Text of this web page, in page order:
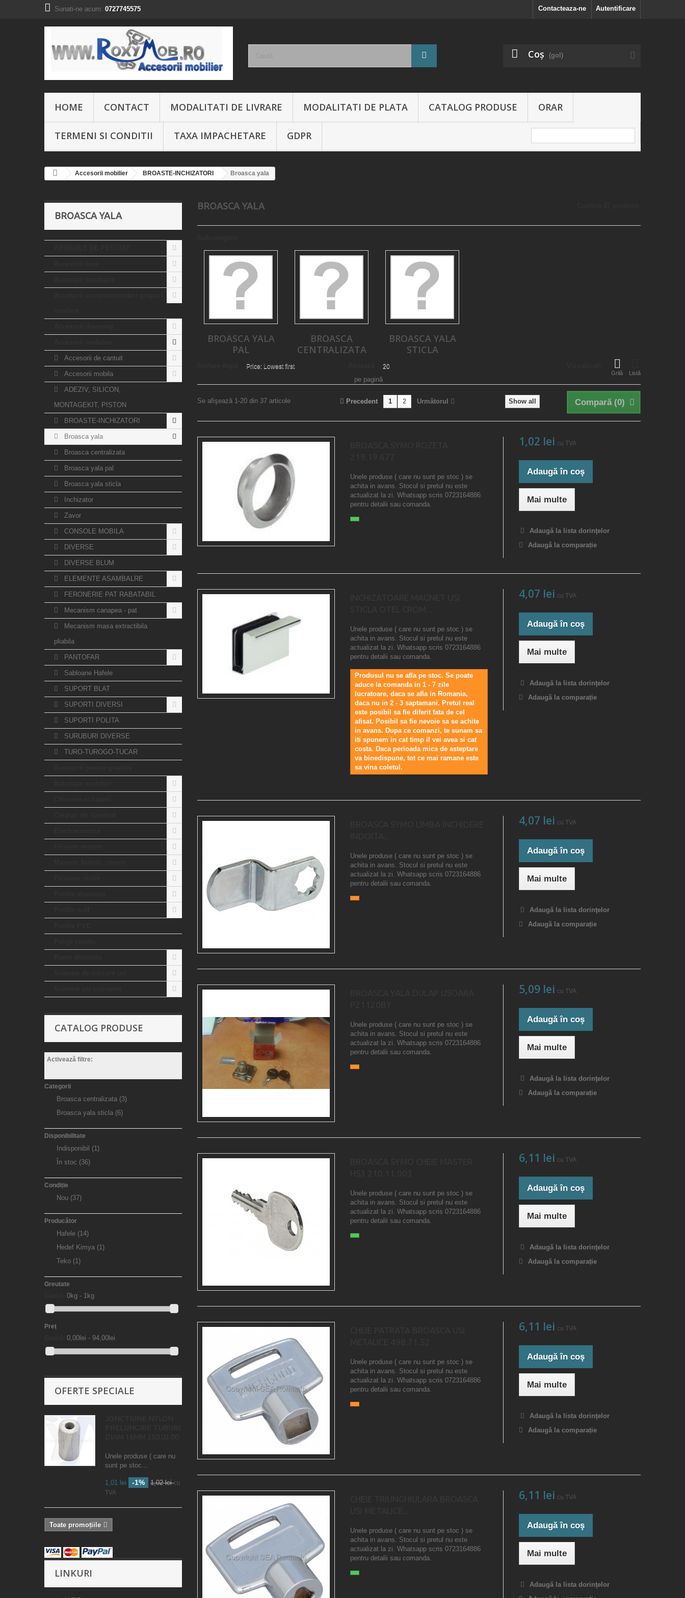
Autentificare
Contacteaza-ne
Sunati-ne acum: 0727745575
Coş (gol)
HOME CONTACT MODALITATI DE LIVRARE MODALITATI DE PLATA CATALOG PRODUSE ORAR
TERMENI SI CONDITII TAXA IMPACHETARE GDPR
Accesorii mobilier BROASTE-INCHIZATORI Broasca yala
BROASCA YALA
Accesorii de cantuit
Accesorii mobila
ADEZIV, SILICON,
MONTAGEKIT, PISTON
BROASTE-INCHIZATORI
Broasca yala
Broasca centralizata
Broasca yala pal
Broasca yala sticla
Inchizator
Zavor
CONSOLE MOBILA
DIVERSE
DIVERSE BLUM
ELEMENTE ASAMBALRE
FERONERIE PAT RABATABIL
Mecanism canapea - pat
Mecanism masa extractibila
pliabila
PANTOFAR
Sabloane Hafele
SUPORT BLAT
SUPORTI DIVERSI
SUPORTI POLITA
SURUBURI DIVERSE
TURO-TUROGO-TUCAR
CATALOG PRODUSE
Activează filtre:
Categorii
Broasca centralizata (3)
Broasca yala sticla (6)
Disponibilitate
Indisponibil (1)
În stoc (36)
Condiție
Nou (37)
Producător
Hafele (14)
Hedef Kimya (1)
Teko (1)
Greutate
0kg - 1kg
Preț
0,00lei - 94,00lei
OFERTE SPECIALE
Unele produse ( care nu
sunt pe stoc...
1,01 lei -1% 1,02 leicu
TVA
Toate promoțiile
LINKURI
BROASCA YALA
BROASCA YALA
PAL
BROASCA
CENTRALIZATA
BROASCA YALA
STICLA
Grilă Listă
Price: Lowest first 20
pe pagină
Compară (0)
Show all
Precedent 1 2 Următorul
Se afişează 1-20 din 37 articole
Unele produse ( care nu sunt pe stoc ) se
achita in avans. Stocul si pretul nu este
actualizat la zi. Whatsapp scris 0723164886
pentru detalii sau comanda.
1,02 lei cu TVA
Adaugă în coş
Mai multe
Adaugă la lista dorinţelor
Adaugă la comparație
Unele produse ( care nu sunt pe stoc ) se
achita in avans. Stocul si pretul nu este
actualizat la zi. Whatsapp scris 0723164886
pentru detalii sau comanda.
Produsul nu se afla pe stoc. Se poate
aduce la comanda in 1 - 7 zile
lucratoare, daca se afla in Romania,
daca nu in 2 - 3 saptamani. Pretul real
este posibil sa fie diferit fata de cel
afisat. Posibil sa fie nevoie sa se achite
in avans. Dupa ce comanzi, te sunam sa
iti spunem in cat timp il vei avea si cat
costa. Daca perioada mica de asteptare
va binedispune, tot ce mai ramane este
sa vina coletul.
4,07 lei cu TVA
Adaugă în coş
Mai multe
Adaugă la lista dorinţelor
Adaugă la comparație
Unele produse ( care nu sunt pe stoc ) se
achita in avans. Stocul si pretul nu este
actualizat la zi. Whatsapp scris 0723164886
pentru detalii sau comanda.
4,07 lei cu TVA
Adaugă în coş
Mai multe
Adaugă la lista dorinţelor
Adaugă la comparație
Unele produse ( care nu sunt pe stoc ) se
achita in avans. Stocul si pretul nu este
actualizat la zi. Whatsapp scris 0723164886
pentru detalii sau comanda.
5,09 lei cu TVA
Adaugă în coş
Mai multe
Adaugă la lista dorinţelor
Adaugă la comparație
Unele produse ( care nu sunt pe stoc ) se
achita in avans. Stocul si pretul nu este
actualizat la zi. Whatsapp scris 0723164886
pentru detalii sau comanda.
6,11 lei cu TVA
Adaugă în coş
Mai multe
Adaugă la lista dorinţelor
Adaugă la comparație
Unele produse ( care nu sunt pe stoc ) se
achita in avans. Stocul si pretul nu este
actualizat la zi. Whatsapp scris 0723164886
pentru detalii sau comanda.
6,11 lei cu TVA
Adaugă în coş
Mai multe
Adaugă la lista dorinţelor
Adaugă la comparație
Unele produse ( care nu sunt pe stoc ) se
achita in avans. Stocul si pretul nu este
actualizat la zi. Whatsapp scris 0723164886
pentru detalii sau comanda.
6,11 lei cu TVA
Adaugă în coş
Mai multe
Adaugă la lista dorinţelor